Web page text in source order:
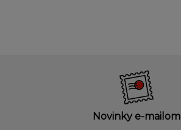
Novinky e-mailom